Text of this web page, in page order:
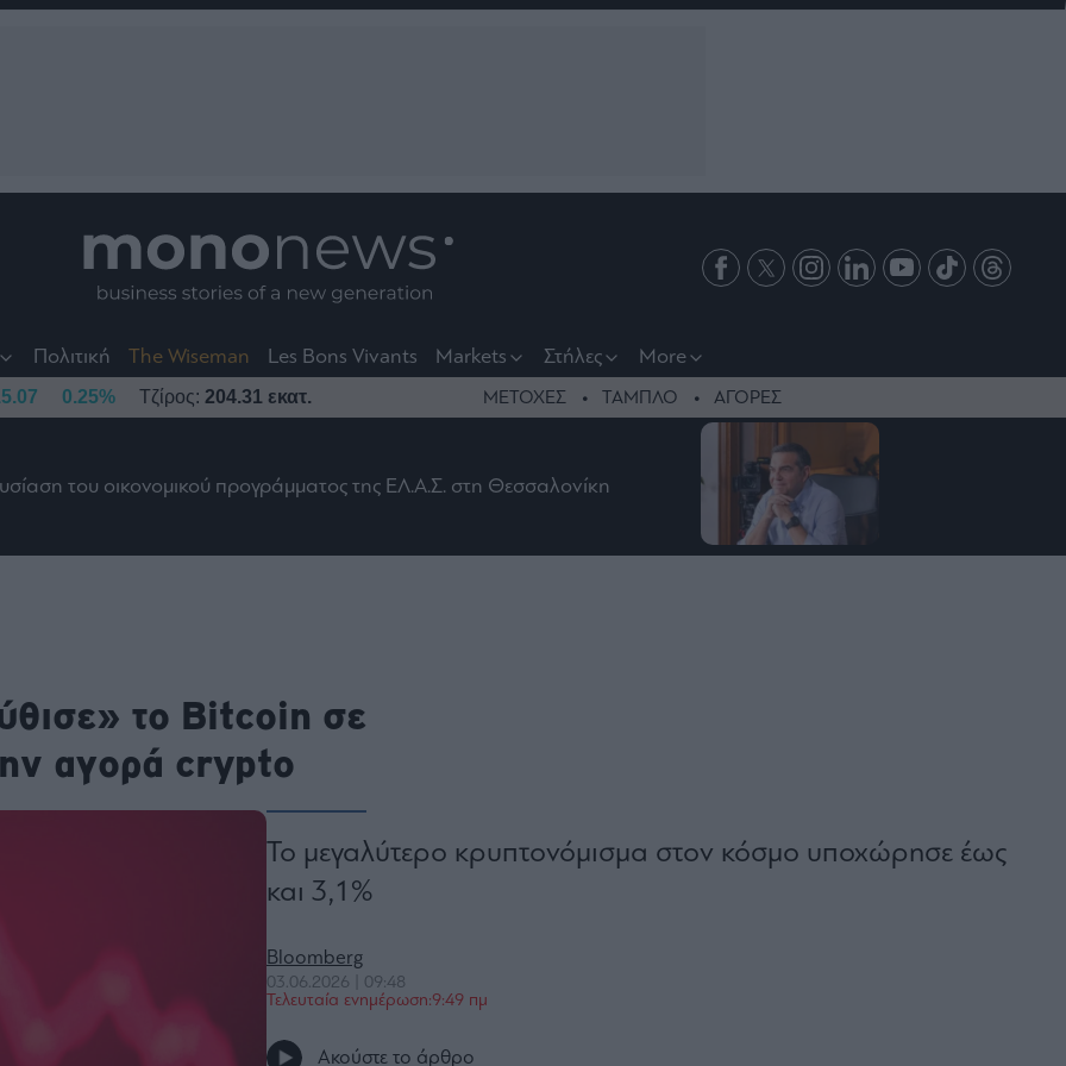
Πολιτική The Wiseman Les Bons Vivants Markets Στήλες More
and
is
0.25% Τζίρος: 204.31 εκατ. ΜΕΤΟΧΕΣ ΤΑΜΠΛΟ ΑΓΟΡΕΣ
του οικονομικού προγράμματος της ΕΛ.Α.Σ. στη Θεσσαλονίκη
το Bitcoin σε
αγορά crypto
Το μεγαλύτερο κρυπτονόμισμα στον κόσμο υποχώρησε έως
και 3,1%
Bloomberg
03.06.2026 | 09:48
Τελευταία ενημέρωση:9:49 πμ
Ακούστε το άρθρο